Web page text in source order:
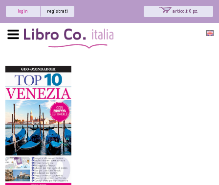
articoli: 0 pz.
registrati
login